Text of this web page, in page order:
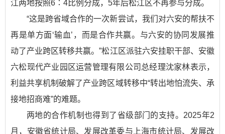
江两地按照6∶4比例分成，5年后松江区不再参与分成。
“这是跨省域合作的一次新尝试，我们对六安的帮扶不
再是单方面‘输血’，而是合作共赢。与六安的协同发展推
动了产业跨区转移共赢。”松江区派驻六安挂职干部、安徽
六松现代产业园区运营管理有限公司总经理沈家林表示，
利益共享机制破解了产业跨区域转移中“转出地怕流失、承
接地招商难”的难题。
两地的合作机制也得到了省级部门的支持。2025年2
月，安徽省统计局、发展改革委与上海市统计局、发展改